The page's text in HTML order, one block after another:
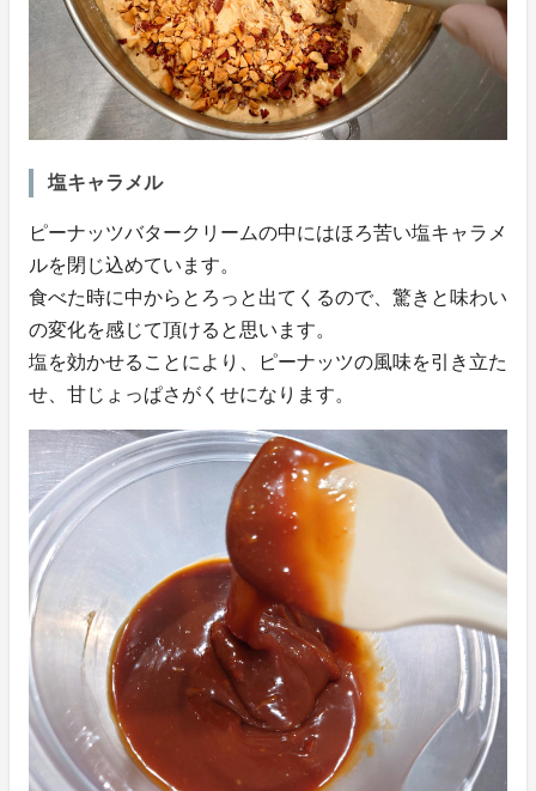
塩キャラメル
ピーナッツバタークリームの中にはほろ苦い塩キャラメ
ルを閉じ込めています。
食べた時に中からとろっと出てくるので、驚きと味わい
の変化を感じて頂けると思います。
塩を効かせることにより、ピーナッツの風味を引き立た
せ、甘じょっぱさがくせになります。